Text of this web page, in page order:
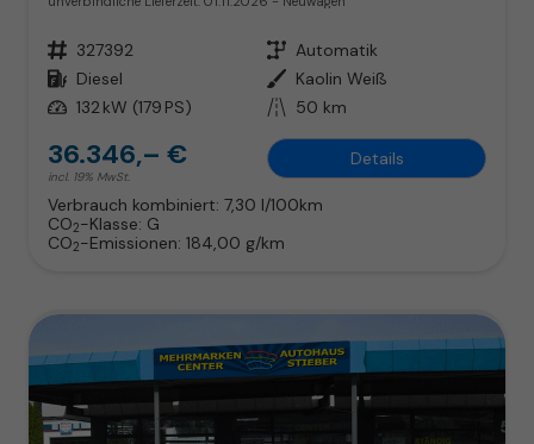
Fahrzeugnr. 327392 Getriebe Automatik
Kraftstoff Diesel Außenfarbe Kaolin Weiß
Leistung 132 kW (179 PS) Kilometerstand 50 km
36.346,– €
incl. 19% MwSt.
Details
Verbrauch kombiniert: 7,30 l/100km
CO2-Klasse: G
CO2-Emissionen: 184,00 g/km